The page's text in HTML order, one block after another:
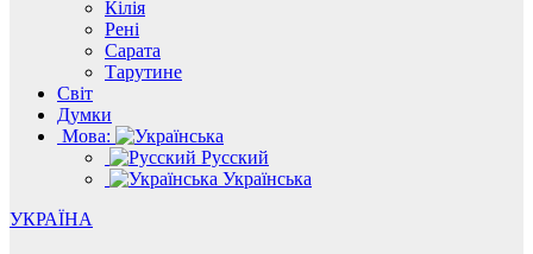
Кілія
Рені
Сарата
Тарутине
Світ
Думки
Мова:
Русский
Українська
УКРАЇНА